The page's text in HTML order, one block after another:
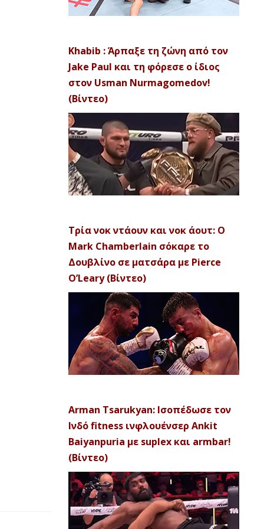
Khabib : Άρπαξε τη ζώνη από τον
Jake Paul και τη φόρεσε ο ίδιος
στον Usman Nurmagomedov!
(Βίντεο)
Τρία νοκ ντάουν και νοκ άουτ: Ο
Mark Chamberlain σόκαρε το
Δουβλίνο σε ματσάρα με Pierce
O’Leary (Βίντεο)
Arman Tsarukyan: Ισοπέδωσε τον
Ινδό fitness ινφλουένσερ Ankit
Baiyanpuria με suplex και armbar!
(Βίντεο)